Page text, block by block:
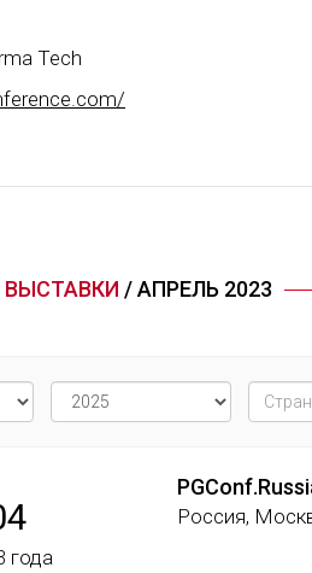
Tech
/ АПРЕЛЬ 2023
года
Россия,